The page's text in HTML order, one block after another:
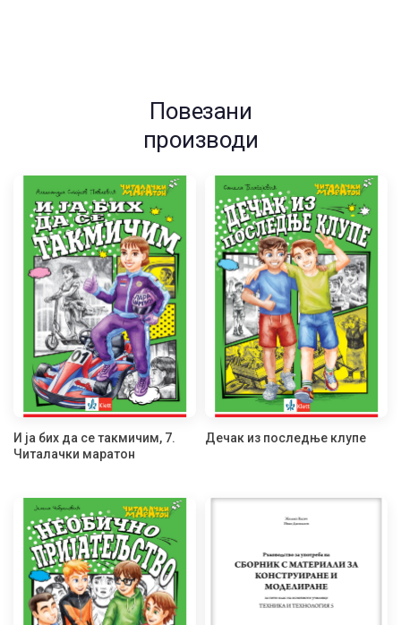
Повезани
производи
И ја бих да се такмичим, 7.
Читалачки маратон
Дечак из последње клупе